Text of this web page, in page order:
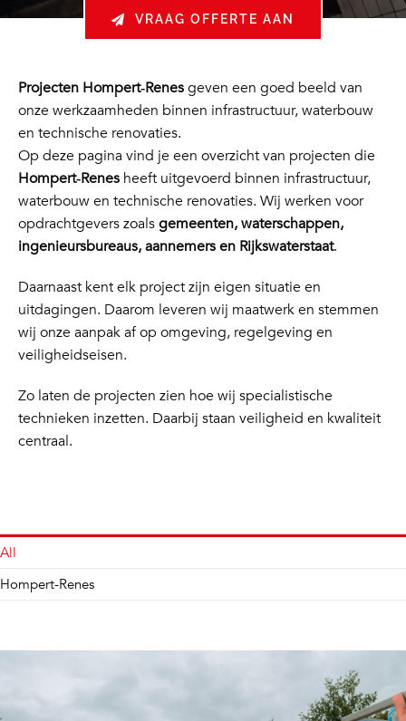
VRAAG OFFERTE AAN
Projecten Hompert‑Renesgeven een goed beeld van
onze werkzaamheden binnen infrastructuur, waterbouw
en technische renovaties.
Op deze pagina vind je een overzicht van projecten die
Hompert‑Renesheeft uitgevoerd binnen infrastructuur,
waterbouw en technische renovaties. Wij werken voor
opdrachtgevers zoalsgemeenten, waterschappen,
ingenieursbureaus, aannemers en Rijkswaterstaat.
Daarnaast kent elk project zijn eigen situatie en
uitdagingen. Daarom leveren wij maatwerk en stemmen
wij onze aanpak af op omgeving, regelgeving en
veiligheidseisen.
Zo laten de projecten zien hoe wij specialistische
technieken inzetten. Daarbij staan veiligheid en kwaliteit
centraal.
All
Hompert-Renes